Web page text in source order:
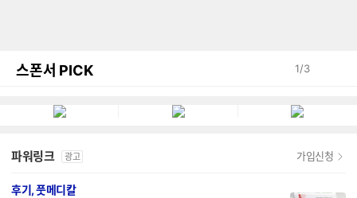
스폰서 PICK 1/3
파워링크 광고 가입신청
후기, 풋메디칼